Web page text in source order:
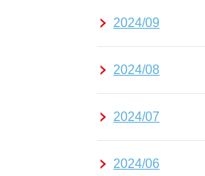
2024/09
2024/08
2024/07
2024/06